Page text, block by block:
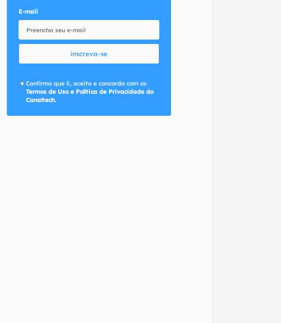
E-mail
inscreva-se
Confirmo que li, aceito e concordo com os
Termos de Uso e Política de Privacidade do
Canaltech.